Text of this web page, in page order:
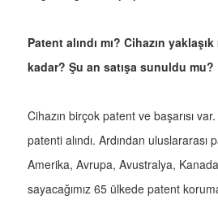
Patent alındı mı? Cihazın
kadar? Şu an satışa sunuldu mu?
Cihazın birçok patent ve başarısı
patenti alındı. Ardından uluslararası
Amerika, Avrupa, Avustralya,
sayacağımız 65 ülkede patent